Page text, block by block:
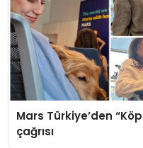
Mars Türkiye’den
çağrısı